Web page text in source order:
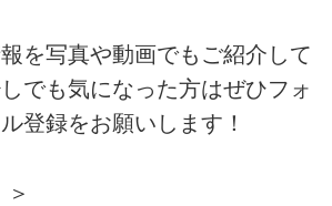
を写真や動画でもご紹介して
でも気になった方はぜひフォ
登録をお願いします！